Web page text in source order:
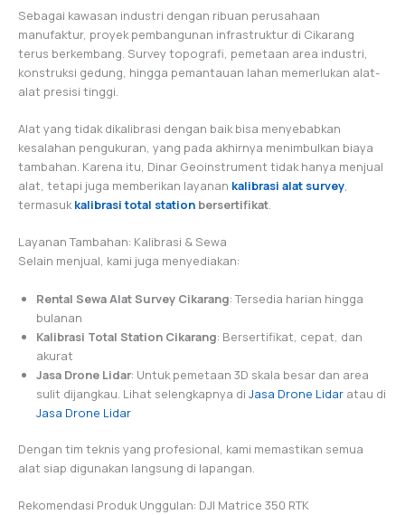
Sebagai kawasan industri dengan ribuan perusahaan
manufaktur, proyek pembangunan infrastruktur di Cikarang
terus berkembang. Survey topografi, pemetaan area industri,
konstruksi gedung, hingga pemantauan lahan memerlukan alat-
alat presisi tinggi.
Alat yang tidak dikalibrasi dengan baik bisa menyebabkan
kesalahan pengukuran, yang pada akhirnya menimbulkan biaya
tambahan. Karena itu, Dinar Geoinstrument tidak hanya menjual
alat, tetapi juga memberikan layanan kalibrasi alat survey,
termasukkalibrasi total station bersertifikat.
Layanan Tambahan: Kalibrasi & Sewa
Selain menjual, kami juga menyediakan:
Rental Sewa Alat Survey Cikarang: Tersedia harian hingga
bulanan
Kalibrasi Total Station Cikarang: Bersertifikat, cepat, dan
akurat
Jasa Drone Lidar: Untuk pemetaan 3D skala besar dan area
sulit dijangkau. Lihat selengkapnya di Jasa Drone Lidar atau di
Jasa Drone Lidar
Dengan tim teknis yang profesional, kami memastikan semua
alat siap digunakan langsung di lapangan.
Rekomendasi Produk Unggulan: DJI Matrice 350 RTK